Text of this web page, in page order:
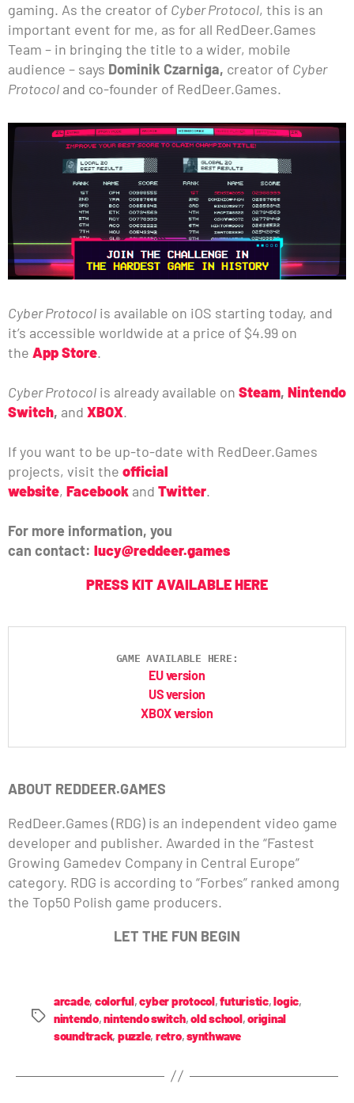
gaming. As the creator of Cyber Protocol, this is an
important event for me, as for all RedDeer.Games
Team – in bringing the title to a wider, mobile
audience – says Dominik Czarniga, creator of Cyber
Protocol and co-founder of RedDeer.Games.
Cyber Protocol is available on iOS starting today, and
it’s accessible worldwide at a price of $4.99 on
the App Store.
Cyber Protocol is already available on Steam, Nintendo
Switch, and XBOX.
If you want to be up-to-date with RedDeer.Games
projects, visit the official
website, Facebook and Twitter.
For more information, you
can contact: lucy@reddeer.games
PRESS KIT AVAILABLE HERE
GAME AVAILABLE HERE:
EU version
US version
XBOX version
ABOUT REDDEER.GAMES
RedDeer.Games (RDG) is an independent video game
developer and publisher. Awarded in the “Fastest
Growing Gamedev Company in Central Europe”
category. RDG is according to “Forbes” ranked among
the Top50 Polish game producers.
LET THE FUN BEGIN
arcade, colorful,cyber protocol,futuristic,logic,
nintendo,nintendo switch,old school,original
soundtrack, puzzle, retro,synthwave